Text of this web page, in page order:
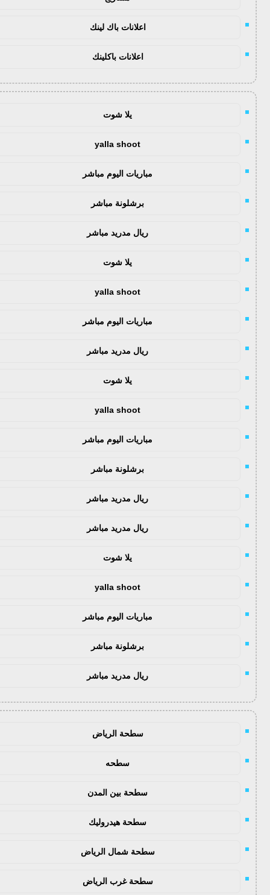
اعلانات باك لينك
اعلانات باكلينك
يلا شوت
yalla shoot
مباريات اليوم مباشر
برشلونة مباشر
ريال مدريد مباشر
يلا شوت
yalla shoot
مباريات اليوم مباشر
ريال مدريد مباشر
يلا شوت
yalla shoot
مباريات اليوم مباشر
برشلونة مباشر
ريال مدريد مباشر
ريال مدريد مباشر
يلا شوت
yalla shoot
مباريات اليوم مباشر
برشلونة مباشر
ريال مدريد مباشر
سطحة الرياض
سطحه
سطحة بين المدن
سطحة هيدروليك
سطحة شمال الرياض
سطحة غرب الرياض